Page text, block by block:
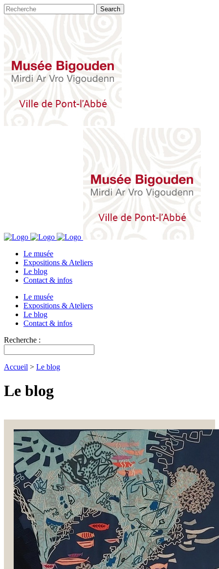
Le musée
Expositions & Ateliers
Le blog
Contact & infos
Le musée
Expositions & Ateliers
Le blog
Contact & infos
Recherche :
Accueil > Le blog
Le blog